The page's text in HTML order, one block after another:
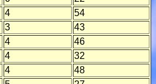
4
54
3
43
4
46
4
32
4
48